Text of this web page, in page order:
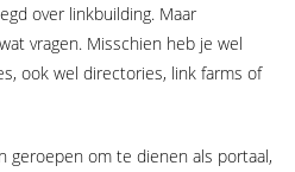
over linkbuilding. Maar
vragen. Misschien heb je wel
ook wel directories, link farms of
geroepen om te dienen als portaal,